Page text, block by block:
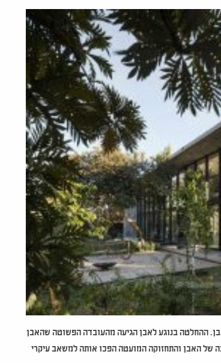
ההחלטה בנוגע לאבן הגיעה מהעובדה הפשוטה שהאבן
של האבן והתחזוקה המועטה הפכו אותה למשאב עיקרי